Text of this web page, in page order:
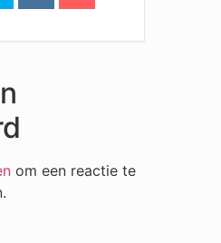
om een reactie te